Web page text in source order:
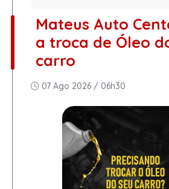
Mateus Auto
a troca de Óleo
carro
07 Ago 2026 / 06h30